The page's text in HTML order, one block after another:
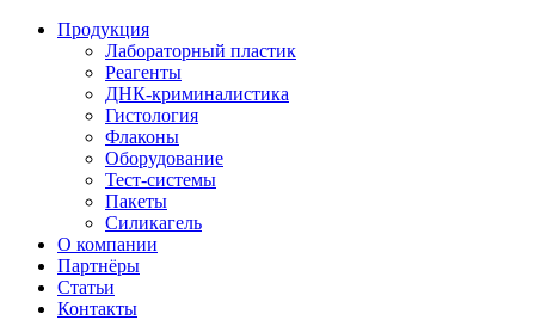
Продукция
Лабораторный пластик
Реагенты
ДНК-криминалистика
Гистология
Флаконы
Оборудование
Тест-системы
Пакеты
Силикагель
О компании
Партнёры
Статьи
Контакты